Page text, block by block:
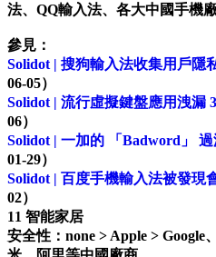
法、QQ輸入法、各大中國手
參見：
Solidot | 搜狗輸入法收集用戶隱
06-05）
Solidot | 流行虛擬鍵盤應用洩漏
06）
Solidot | 一加的 「Badword」
01-29）
Solidot | 百度手機輸入法被發現
02）
11 智能家居
安全性：none > Apple > Google